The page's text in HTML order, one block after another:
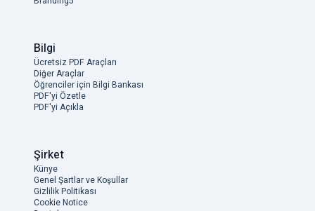
Bilgi
Ücretsiz PDF Araçları
Diğer Araçlar
Öğrenciler için Bilgi Bankası
PDF'yi Özetle
PDF'yi Açıkla
Şirket
Künye
Genel Şartlar ve Koşullar
Gizlilik Politikası
Cookie Notice